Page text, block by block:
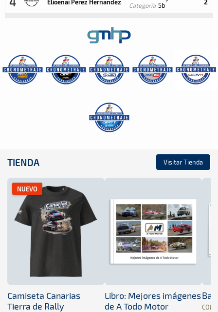
Elioenai Perez Hernandez Categoría 5b
TIENDA Visitar Tienda
NUEVO
Camiseta Canarias
Tierra de Rally
Libro: Mejores imágenes
de A Todo Motor